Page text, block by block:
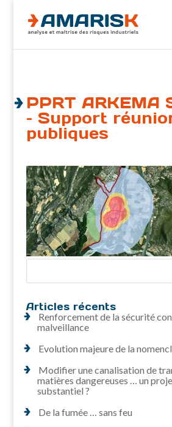
PPRT ARKEMA
– Support
publiques
Articles récents
Renforcement de la sécurité
malveillance
Evolution majeure de la
Modifier une canalisation de
matières dangereuses … un
substantiel ?
De la fumée … sans feu